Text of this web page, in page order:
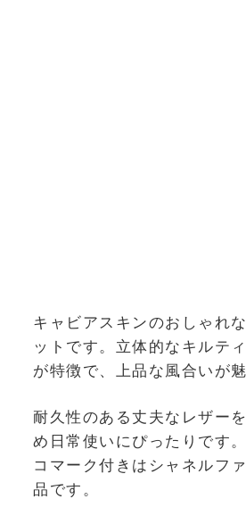
キャビアスキンのおしゃれ
ットです。立体的なキルテ
が特徴で、上品な風合いが
耐久性のある丈夫なレザー
め日常使いにぴったりです
コマーク付きはシャネルフ
品です。